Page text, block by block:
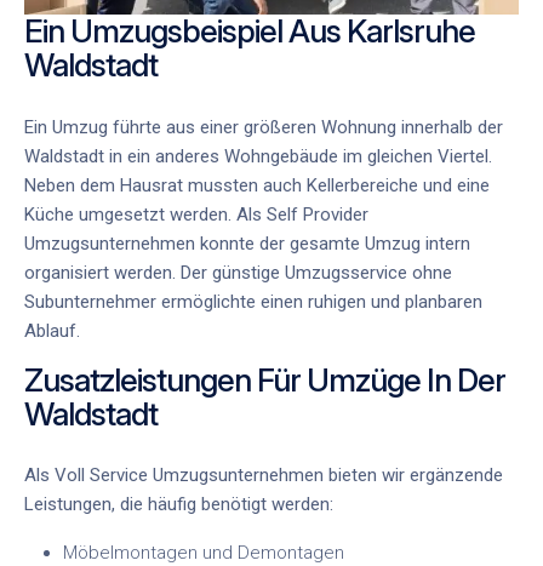
Ein Umzugsbeispiel Aus Karlsruhe
Waldstadt
Ein Umzug führte aus einer größeren Wohnung innerhalb der
Waldstadt in ein anderes Wohngebäude im gleichen Viertel.
Neben dem Hausrat mussten auch Kellerbereiche und eine
Küche umgesetzt werden. Als Self Provider
Umzugsunternehmen konnte der gesamte Umzug intern
organisiert werden. Der günstige Umzugsservice ohne
Subunternehmer ermöglichte einen ruhigen und planbaren
Ablauf.
Zusatzleistungen Für Umzüge In Der
Waldstadt
Als Voll Service Umzugsunternehmen bieten wir ergänzende
Leistungen, die häufig benötigt werden:
Möbelmontagen und Demontagen